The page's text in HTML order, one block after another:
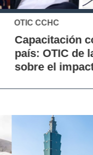
OTIC CCHC
Capacitación
país: OTIC de
sobre el